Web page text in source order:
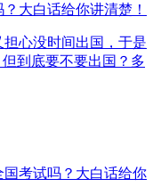
大白话给你讲清楚！
心没时间出国，于是
到底要不要出国？多
考试吗？大白话给你